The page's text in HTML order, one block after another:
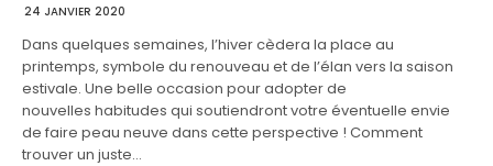
24 JANVIER 2020
Dans quelques semaines, l’hiver cèdera la place au
printemps, symbole du renouveau et de l’élan vers la saison
estivale. Une belle occasion pour adopter de
nouvelles habitudes qui soutiendront votre éventuelle envie
de faire peau neuve dans cette perspective ! Comment
trouver un juste…